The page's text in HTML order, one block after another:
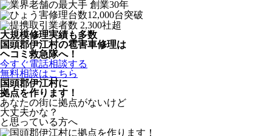
大規模修理実績も多数
国頭郡伊江村の雹害車修理は
ヘコミ救急隊へ！
今すぐ電話相談する
無料相談はこちら
国頭郡伊江村に
拠点を作ります！
あなたの街に拠点がないけど
大丈夫かな？
と思っている方へ